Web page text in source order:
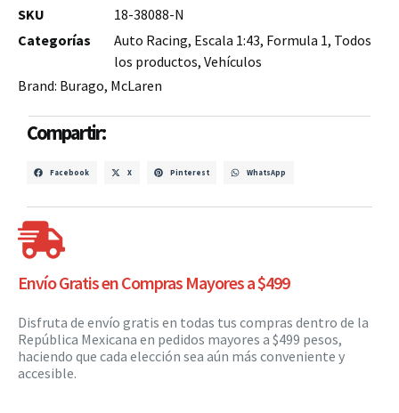
SKU
18-38088-N
Categorías
Auto Racing, Escala 1:43, Formula 1, Todos
los productos, Vehículos
Brand: Burago, McLaren
Compartir:
Facebook X Pinterest WhatsApp
Envío Gratis en Compras Mayores a $499
Disfruta de envío gratis en todas tus compras dentro de la
República Mexicana en pedidos mayores a $499 pesos,
haciendo que cada elección sea aún más conveniente y
accesible.